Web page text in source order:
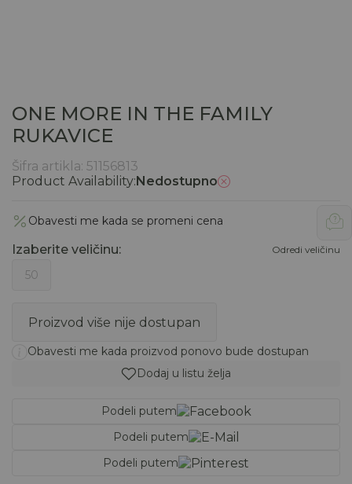
ONE MORE IN THE FAMILY
RUKAVICE
Šifra artikla: 51156813
Product Availability:Nedostupno
Obavesti me kada se promeni cena
Izaberite veličinu: Odredi veličinu
50
Proizvod više nije dostupan
Obavesti me kada proizvod ponovo bude dostupan
Dodaj u listu želja
Podeli putem
Podeli putem
Podeli putem